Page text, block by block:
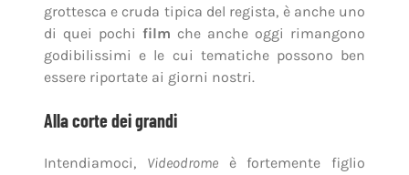
grottesca e cruda tipica del regista, è anche uno
di quei pochi film che anche oggi rimangono
godibilissimi e le cui tematiche possono ben
essere riportate ai giorni nostri.
Alla corte dei grandi
Intendiamoci, Videodromeè fortemente figlio